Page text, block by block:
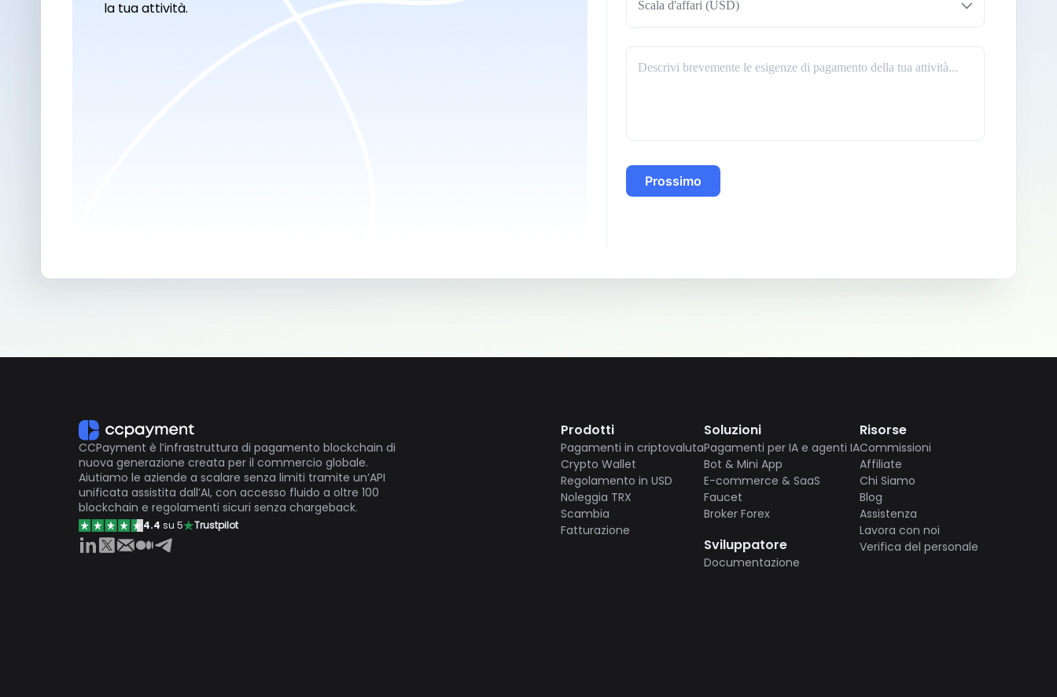
la tua attività.
Scala d'affari (USD)
Prossimo
CCPayment è l’infrastruttura di pagamento blockchain di
nuova generazione creata per il commercio globale.
Aiutiamo le aziende a scalare senza limiti tramite un’API
unificata assistita dall’AI, con accesso fluido a oltre 100
blockchain e regolamenti sicuri senza chargeback.
4.4 su 5 Trustpilot
Prodotti
Pagamenti in criptovaluta
Crypto Wallet
Regolamento in USD
Noleggia TRX
Scambia
Fatturazione
Soluzioni
Pagamenti per IA e agenti IA
Bot & Mini App
E-commerce & SaaS
Faucet
Broker Forex
Sviluppatore
Documentazione
Risorse
Commissioni
Affiliate
Chi Siamo
Blog
Assistenza
Lavora con noi
Verifica del personale